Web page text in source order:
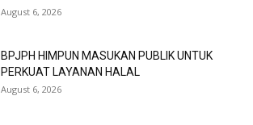
August 6, 2026
BPJPH HIMPUN MASUKAN PUBLIK UNTUK
PERKUAT LAYANAN HALAL
August 6, 2026